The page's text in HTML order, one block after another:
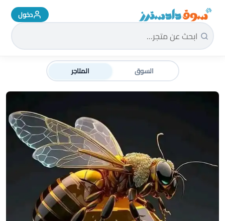
سوق دادسترز الرئيسية دخول
السوق المتاجر